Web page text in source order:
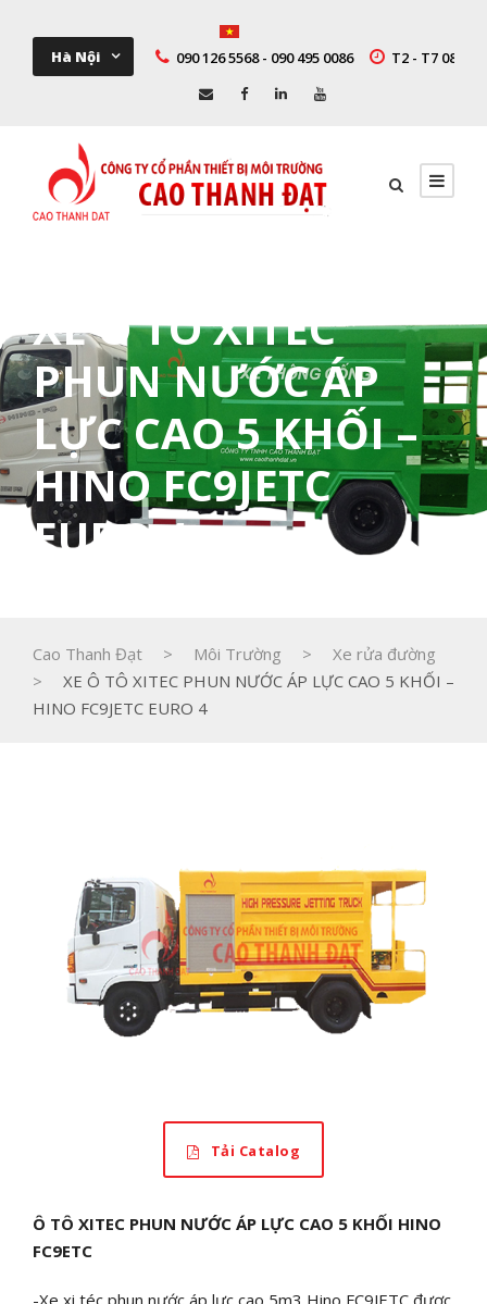
Hà Nội 090 126 5568 - 090 495 0086 T2 - T7 08:00
XE Ô TÔ XITEC
PHUN NƯỚC ÁP
LỰC CAO 5 KHỐI –
HINO FC9JETC
EURO 4
Cao Thanh Đạt > Môi Trường >
Xe rửa đường
>
XE Ô TÔ XITEC PHUN NƯỚC ÁP LỰC CAO 5 KHỐI –
HINO FC9JETC EURO 4
Tải Catalog
Ô TÔ XITEC PHUN NƯỚC ÁP LỰC CAO 5 KHỐI HINO
FC9ETC
-Xe xi téc phun nước áp lực cao 5m3 Hino FC9JETC được